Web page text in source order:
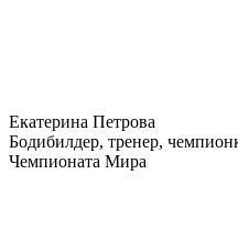
Екатерина Петрова
Бодибилдер, тренер,
Чемпионата Мира